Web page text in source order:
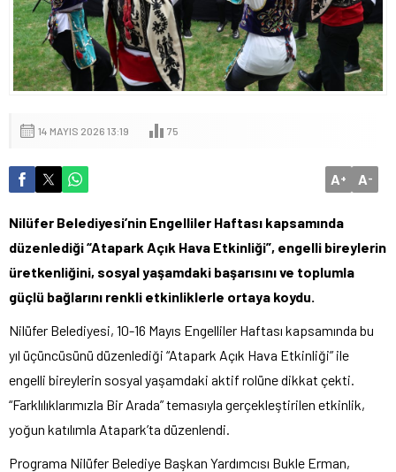
14 MAYIS 2026 13:19 75
A+ A-
Nilüfer Belediyesi’nin Engelliler Haftası kapsamında
düzenlediği “Atapark Açık Hava Etkinliği”, engelli bireylerin
üretkenliğini, sosyal yaşamdaki başarısını ve toplumla
güçlü bağlarını renkli etkinliklerle ortaya koydu.
Nilüfer Belediyesi, 10-16 Mayıs Engelliler Haftası kapsamında bu
yıl üçüncüsünü düzenlediği “Atapark Açık Hava Etkinliği” ile
engelli bireylerin sosyal yaşamdaki aktif rolüne dikkat çekti.
“Farklılıklarımızla Bir Arada” temasıyla gerçekleştirilen etkinlik,
yoğun katılımla Atapark’ta düzenlendi.
Programa Nilüfer Belediye Başkan Yardımcısı Bukle Erman,